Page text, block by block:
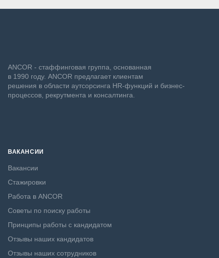
ANCOR - стаффинговая группа, основанная
в 1990 году. ANCOR предлагает клиентам
решения в области аутсорсинга HR-функций и бизнес-
процессов, рекрутмента и консалтинга.
ВАКАНСИИ
Вакансии
Стажировки
Работа в ANCOR
Советы по поиску работы
Принципы работы с кандидатом
Отзывы наших кандидатов
Отзывы наших сотрудников